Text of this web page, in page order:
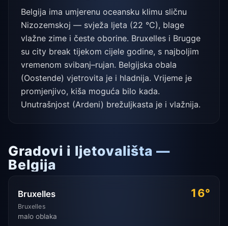
Belgija ima umjerenu oceansku klimu sličnu
Nizozemskoj — svježa ljeta (22 °C), blage
vlažne zime i česte oborine. Bruxelles i Brugge
su city break tijekom cijele godine, s najboljim
vremenom svibanj–rujan. Belgijska obala
(Oostende) vjetrovita je i hladnija. Vrijeme je
promjenjivo, kiša moguća bilo kada.
Unutrašnjost (Ardeni) brežuljkasta je i vlažnija.
Gradovi i ljetovališta —
Belgija
Bruxelles 16°
Bruxelles
malo oblaka